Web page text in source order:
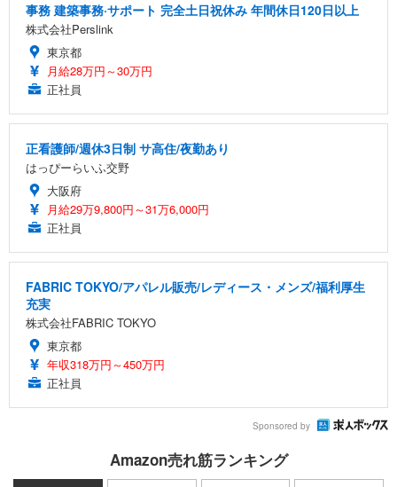
事務 建築事務·サポート 完全土日祝休み 年間休日120日以上
株式会社Perslink
東京都
月給28万円～30万円
正社員
正看護師/週休3日制 サ高住/夜勤あり
はっぴーらいふ交野
大阪府
月給29万9,800円～31万6,000円
正社員
FABRIC TOKYO/アパレル販売/レディース・メンズ/福利厚生
充実
株式会社FABRIC TOKYO
東京都
年収318万円～450万円
正社員
Sponsored by
Amazon売れ筋ランキング